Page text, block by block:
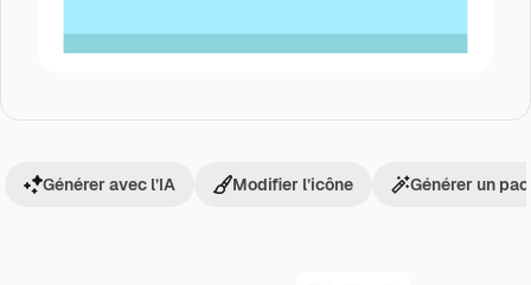
Générer avec l’IA Modifier l’icône Générer un